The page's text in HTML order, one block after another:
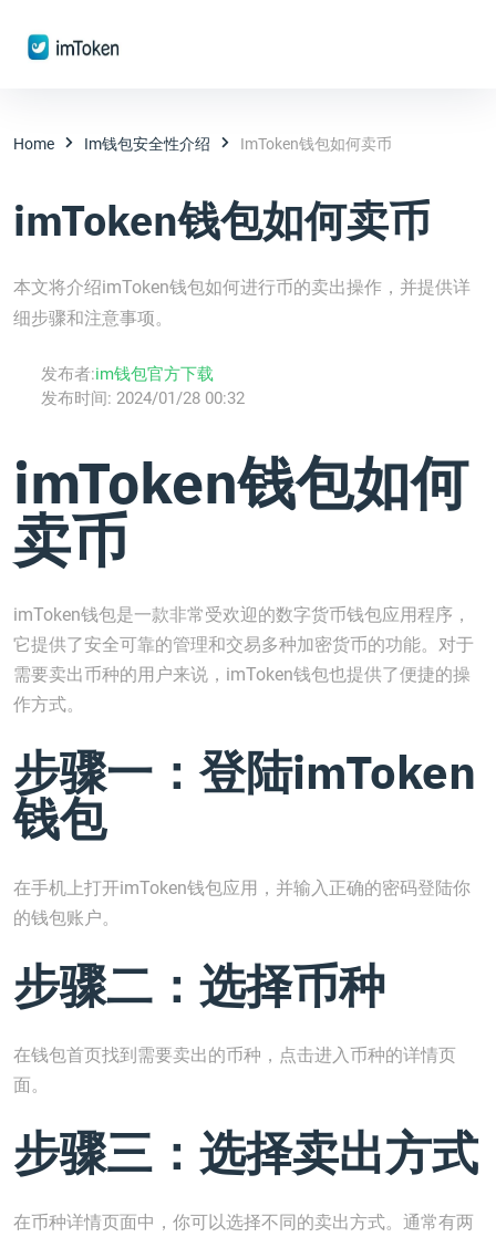
Home Im钱包安全性介绍 ImToken钱包如何卖币
imToken钱包如何卖币
本文将介绍imToken钱包如何进行币的卖出操作，并提供详
细步骤和注意事项。
发布者:im钱包官方下载
发布时间: 2024/01/28 00:32
imToken钱包如何
卖币
imToken钱包是一款非常受欢迎的数字货币钱包应用程序，
它提供了安全可靠的管理和交易多种加密货币的功能。对于
需要卖出币种的用户来说，imToken钱包也提供了便捷的操
作方式。
步骤一：登陆imToken
钱包
在手机上打开imToken钱包应用，并输入正确的密码登陆你
的钱包账户。
步骤二：选择币种
在钱包首页找到需要卖出的币种，点击进入币种的详情页
面。
步骤三：选择卖出方式
在币种详情页面中，你可以选择不同的卖出方式。通常有两